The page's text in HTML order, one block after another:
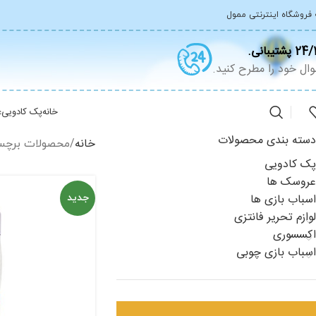
فروشگاه اینترنتی ممول
خود را مطرح کنید.
خانهپک کادویی
دسته بندی محصولات
پک کادویی
عروسک ها
اسباب بازی ها
لوازم تحریر فانتزی
اکسسوری
اسباب بازی چوبی
خانه محصولات
جدید